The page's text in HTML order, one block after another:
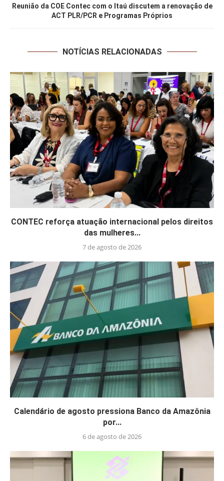
Reunião da COE Contec com o Itaú discutem a renovação de
ACT PLR/PCR e Programas Próprios
NOTÍCIAS RELACIONADAS
CONTEC reforça atuação internacional pelos direitos
das mulheres...
7 de agosto de 2026
Calendário de agosto pressiona Banco da Amazônia
por...
6 de agosto de 2026